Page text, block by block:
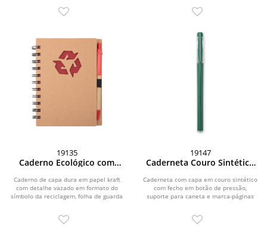
19135
Caderno Ecológico com
Caderno de capa dura em papel kraft
com detalhe vazado em formato do
símbolo da reciclagem, folha de guarda
19147
Caderneta Couro Sintético
Caderneta com capa em couro sintético
com fecho em botão de pressão,
suporte para caneta e marca-páginas